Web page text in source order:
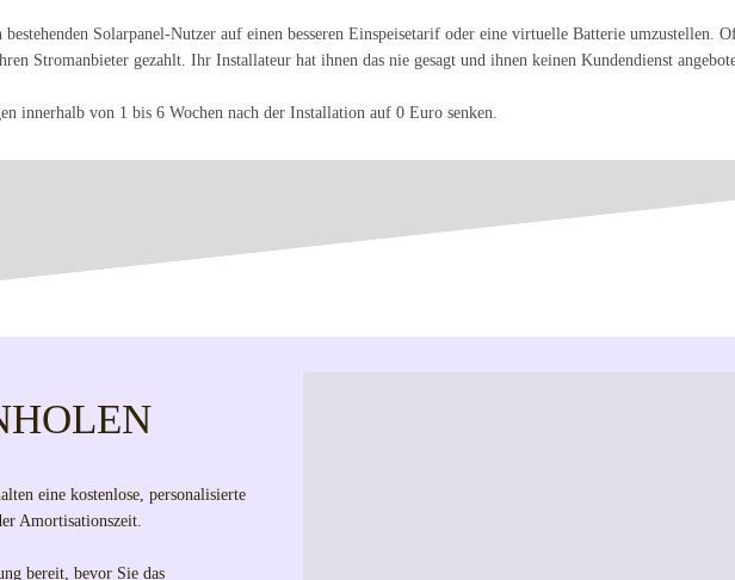
Solarpanel-Nutzer auf einen besseren Einspeisetarif oder eine virtuelle Batterie umzustellen.
Stromanbieter gezahlt. Ihr Installateur hat ihnen das nie gesagt und ihnen keinen Kundendienst
innerhalb von 1 bis 6 Wochen nach der Installation auf 0 Euro senken.
eine kostenlose, personalisierte
Amortisationszeit.
bereit, bevor Sie das